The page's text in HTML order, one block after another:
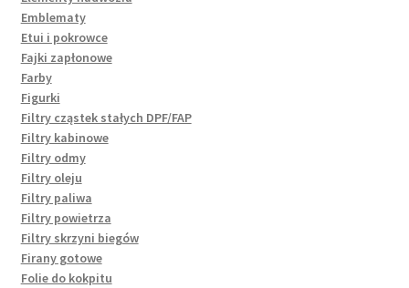
Emblematy
Etui i pokrowce
Fajki zapłonowe
Farby
Figurki
Filtry cząstek stałych DPF/FAP
Filtry kabinowe
Filtry odmy
Filtry oleju
Filtry paliwa
Filtry powietrza
Filtry skrzyni biegów
Firany gotowe
Folie do kokpitu